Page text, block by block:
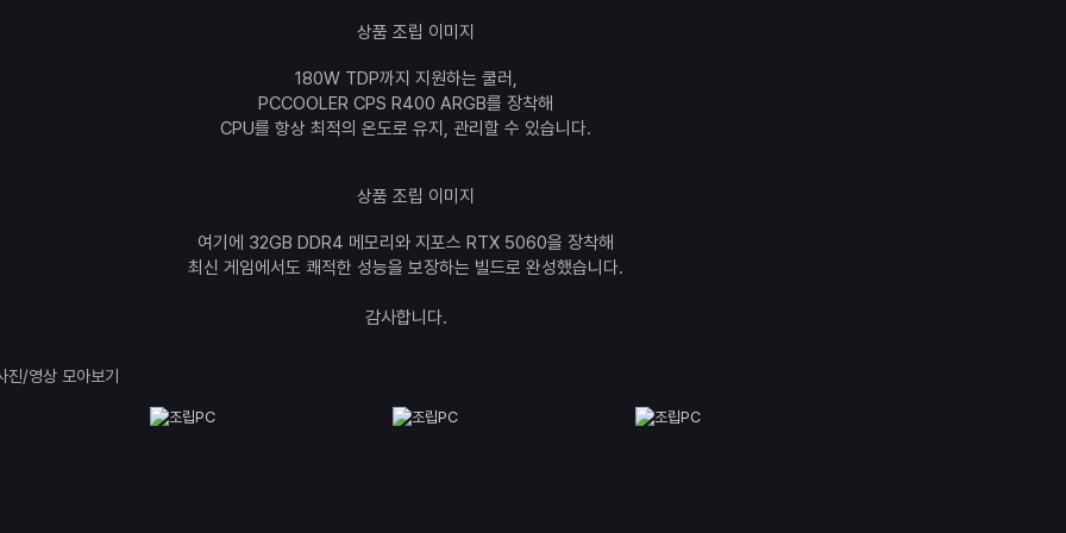
180W TDP까지 지원하는 쿨러,
PCCOOLER CPS R400 ARGB를 장착해
CPU를 항상 최적의 온도로 유지, 관리할 수 있습니다.
여기에 32GB DDR4 메모리와 지포스 RTX 5060을 장착해
최신 게임에서도 쾌적한 성능을 보장하는 빌드로 완성했습니다.
감사합니다.
진/영상 모아보기